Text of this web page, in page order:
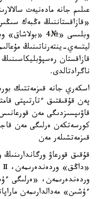
«قازاقستاننىڭ ەڭبەك
وبلىسى «№4
ليتسەي-ينتەرناتىنىڭ
ناگرادتالدى.
اسكەري جانە قىزمەتتىك
پەن قۇقىقتىق ءتارتىپتى
قاۋىپسىزدىگى مەن
كورسەتكەن ەرلىگى مەن
قىزمەتشىلەر مەن
وردەندەرىمەن، «ەرلىگى
ءۇشىن» مەدالدارىمەن